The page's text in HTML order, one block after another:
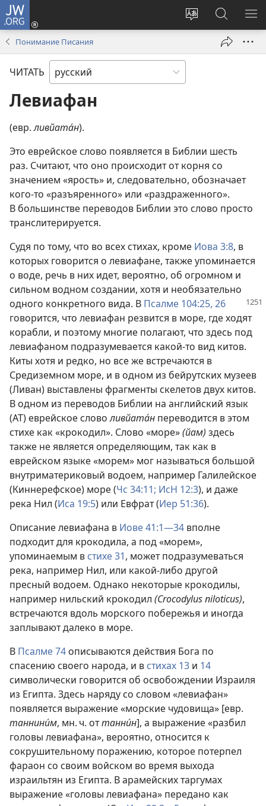
JW.ORG
Изменить
Войти
(открывается
окне)
Поиск
по
jw.org
Понимание Писания
ЧИТАТЬ
Левиафан
(евр.ливйата́н).
Это еврейское слово появляется в Библии шесть
раз. Считают, что оно происходит от корня со
значением «ярость» и, следовательно, обозначает
кого-то «разъяренного» или «раздраженного».
В большинстве переводов Библии это слово просто
транслитерируется.
Судя по тому, что во всех стихах, кроме Иова 3:8, в
которых говорится о левиафане, также упоминается
о воде, речь в них идет, вероятно, об огромном и
сильном водном создании, хотя и необязательно
одного конкретного вида. В Псалме 104:25, 26
говорится, что левиафан резвится в море, где ходят
корабли, и поэтому многие полагают, что здесь под
левиафаном подразумевается какой-то вид китов.
Киты хотя и редко, но все же встречаются в
Средиземном море, и в одном из бейрутских музеев
(Ливан) выставлены фрагменты скелетов двух китов.
В одном из переводов Библии на английский язык
(AT) еврейское словоливйата́н переводится в этом
стихе как «крокодил». Слово «море»(йам) здесь
также не является определяющим, так как в
еврейском языке «морем» мог называться большой
внутриматериковый водоем, например Галилейское
(Киннерефское) море (Чс 34:11; ИсН 12:3), и даже
река Нил (Иса 19:5) или Евфрат (Иер 51:36).
Описание левиафана в Иове 41:1—34 вполне
подходит для крокодила, а под «морем»,
упоминаемым встихе 31, может подразумеваться
река, например Нил, или какой-либо другой
пресный водоем. Однако некоторые крокодилы,
например нильский крокодил (Crocodylus niloticus),
встречаются вдоль морского побережья и иногда
заплывают далеко в море.
В Псалме 74описываются действия Бога по
спасению своего народа, и встихах 13 и 14
символически говорится об освобождении Израиля
из Египта. Здесь наряду со словом «левиафан»
появляется выражение «морские чудовища» [евр.
таннини́м, мн. ч. оттанни́н], а выражение «разбил
головы левиафана», вероятно, относится к
сокрушительному поражению, которое потерпел
фараон со своим войском во время выхода
израильтян из Египта. В арамейских таргумах
выражение «головы левиафана» передано как